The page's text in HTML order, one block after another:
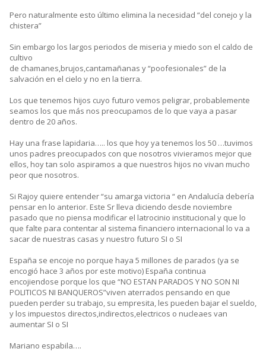
Pero naturalmente esto último elimina la necesidad “del conejo y la
chistera”
Sin embargo los largos periodos de miseria y miedo son el caldo de
cultivo
de chamanes,brujos,cantamañanas y “poofesionales” de la
salvación en el cielo y no en la tierra.
Los que tenemos hijos cuyo futuro vemos peligrar, probablemente
seamos los que más nos preocupamos de lo que vaya a pasar
dentro de 20 años.
Hay una frase lapidaria….. los que hoy ya tenemos los 50 …tuvimos
unos padres preocupados con que nosotros vivieramos mejor que
ellos, hoy tan solo aspiramos a que nuestros hijos no vivan mucho
peor que nosotros.
Si Rajoy quiere entender “su amarga victoria “ en Andalucía debería
pensar en lo anterior. Este Sr lleva diciendo desde noviembre
pasado que no piensa modificar el latrocinio institucional y que lo
que falte para contentar al sistema financiero internacional lo va a
sacar de nuestras casas y nuestro futuro SI o SI
España se encoje no porque haya 5 millones de parados (ya se
encogió hace 3 años por este motivo) España continua
encojiendose porque los que “NO ESTAN PARADOS Y NO SON NI
POLITICOS NI BANQUEROS”viven aterrados pensando en que
pueden perder su trabajo, su empresita, les pueden bajar el sueldo,
y los impuestos directos,indirectos,electricos o nucleaes van
aumentar SI o SI
Mariano espabila….